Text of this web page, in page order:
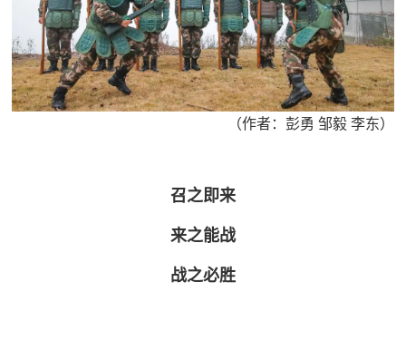
（作者：彭勇 邹毅 李东）
召之即来
来之能战
战之必胜